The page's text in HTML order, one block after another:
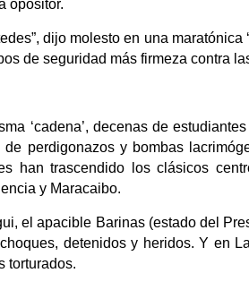
opositor.
dijo molesto en una maratónica
de seguridad más firmeza contra
‘cadena’, decenas de
perdigonazos y bombas
han trascendido los clásicos
y Maracaibo.
el apacible Barinas (estado del
detenidos y heridos. Y en
torturados.